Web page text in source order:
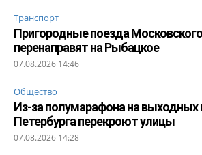
Транспорт
Пригородные поезда
перенаправят на Рыбацкое
07.08.2026 14:46
Общество
Из-за полумарафона на выходных
Петербурга перекроют улицы
07.08.2026 14:28